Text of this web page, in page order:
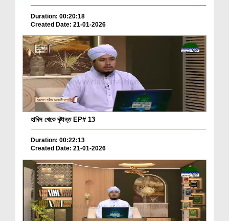
Duration: 00:20:18
Created Date: 21-01-2026
হাদিস থেকে দৃষ্টান্ত EP# 13
Duration: 00:22:13
Created Date: 21-01-2026